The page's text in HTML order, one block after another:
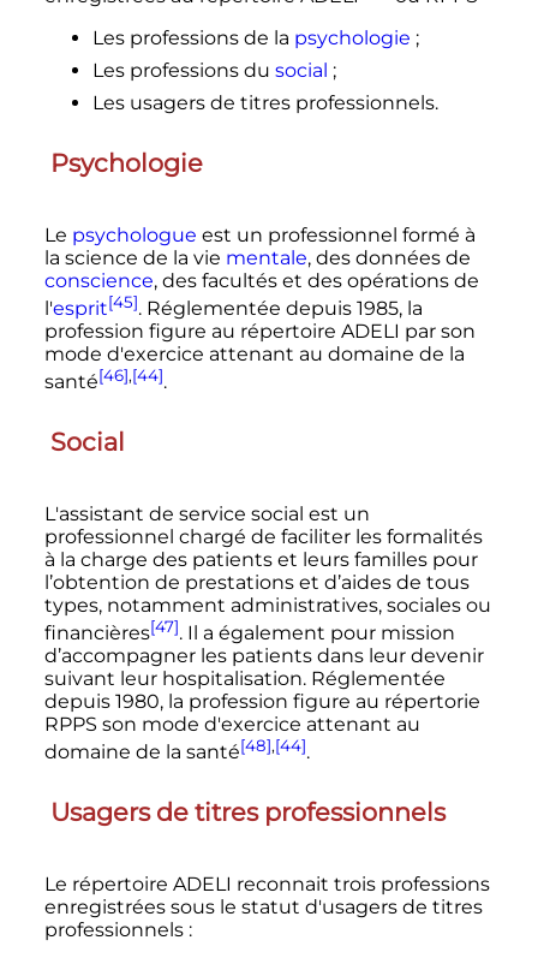
Les professions de la psychologie ;
Les professions du social ;
Les usagers de titres professionnels.
Psychologie
Le psychologue est un professionnel formé à
la science de la vie mentale, des données de
conscience, des facultés et des opérations de
l'esprit[45]. Réglementée depuis 1985, la
profession figure au répertoire ADELI par son
mode d'exercice attenant au domaine de la
santé[46],[44].
Social
L'assistant de service social est un
professionnel chargé de faciliter les formalités
à la charge des patients et leurs familles pour
l’obtention de prestations et d’aides de tous
types, notamment administratives, sociales ou
financières[47]. Il a également pour mission
d’accompagner les patients dans leur devenir
suivant leur hospitalisation. Réglementée
depuis 1980, la profession figure au répertorie
RPPS son mode d'exercice attenant au
domaine de la santé[48],[44].
Usagers de titres professionnels
Le répertoire ADELI reconnait trois professions
enregistrées sous le statut d'usagers de titres
professionnels :